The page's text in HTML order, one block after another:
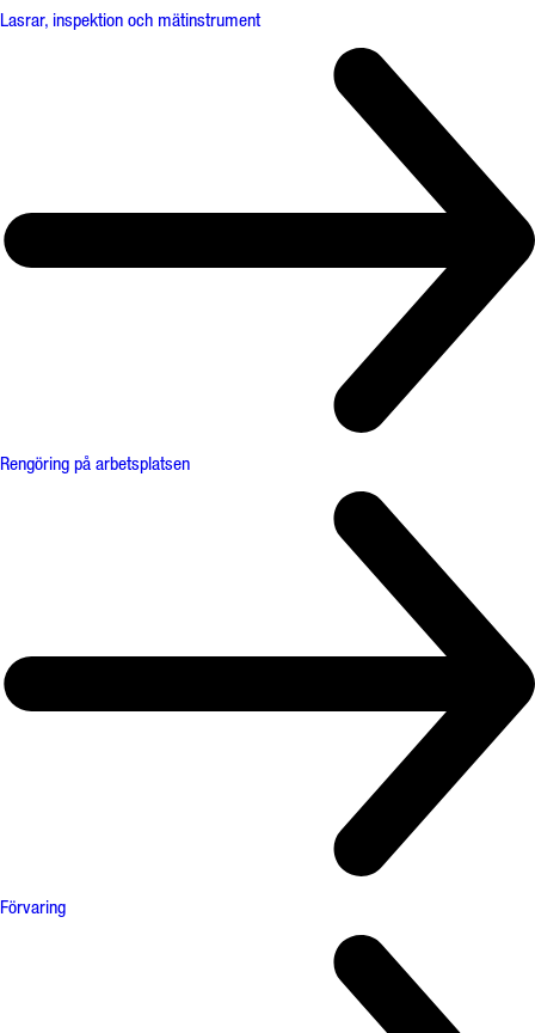
Lasrar, inspektion och mätinstrument
Rengöring på arbetsplatsen
Förvaring